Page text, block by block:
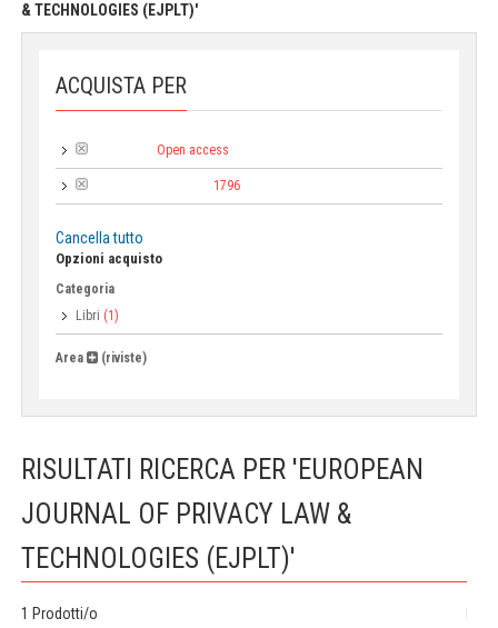
& TECHNOLOGIES (EJPLT)'
ACQUISTA PER
Open access
1796
Cancella tutto
Opzioni acquisto
Categoria
Libri (1)
Area (riviste)
RISULTATI RICERCA PER 'EUROPEAN
JOURNAL OF PRIVACY LAW &
TECHNOLOGIES (EJPLT)'
1 Prodotti/o